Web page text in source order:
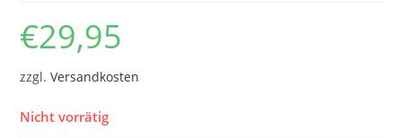
€29,95
zzgl.Versandkosten
Nicht vorrätig